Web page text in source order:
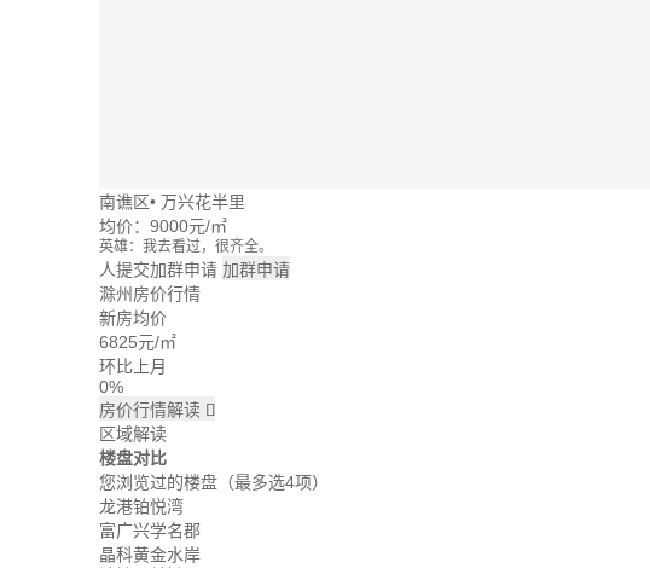
南谯区• 万兴花半里
均价： 9000元/㎡
英雄：我去看过，很齐全。
牛转乾坤：这个楼盘价格波动大么？
回忆：我建议你们去楼盘看看。
大头：也可以直接咨询置业管家。
吃了么：什么时候大家一起去看看。
蓝天：上周我已经签合同了。
雪花飘飘：好的呢。
人提交加群申请 加群申请
滁州房价行情
新房均价
6825元/㎡
环比上月
0%
房价行情解读 
区域解读
楼盘对比
您浏览过的楼盘 （最多选4项）
龙港铂悦湾
富广兴学名郡
晶科黄金水岸